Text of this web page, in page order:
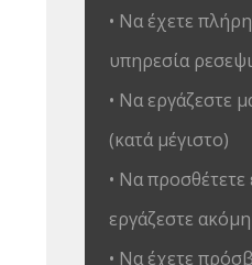
• Να έχετε
υπηρεσία
• Να εργάζεστε
(κατά μέγιστο)
• Να προσθέτετε
εργάζεστε
• Να έχετε